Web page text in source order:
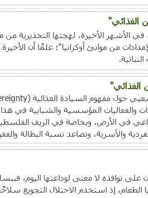
الغذائي"
الأشهر الأخيرة، لهجتها التحذيرية
من موانئ أوكرانيا"؛ علمًا أن
الغذائي"
المؤسسية والشبابية في هذا
في الأرض، وبخاصة في الريف
والأسرية، وتصاعد نسبة البطالة
على نوافذه لا معنى لوداعتها اليوم،
إذ استخدم الاحتلال التجويع